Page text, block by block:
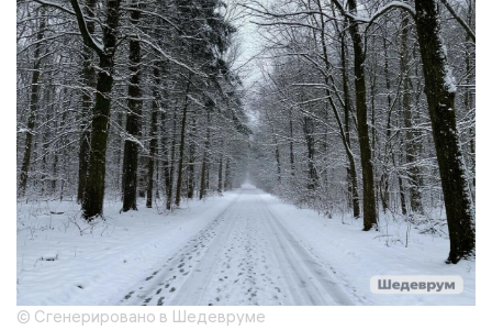
© Сгенерировано в Шедевруме